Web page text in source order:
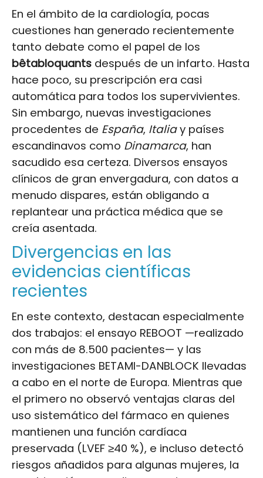
En el ámbito de la cardiología, pocas
cuestiones han generado recientemente
tanto debate como el papel de los
bêtabloquants después de un infarto. Hasta
hace poco, su prescripción era casi
automática para todos los supervivientes.
Sin embargo, nuevas investigaciones
procedentes de España, Italiay países
escandinavos como Dinamarca, han
sacudido esa certeza. Diversos ensayos
clínicos de gran envergadura, con datos a
menudo dispares, están obligando a
replantear una práctica médica que se
creía asentada.
Divergencias en las
evidencias científicas
recientes
En este contexto, destacan especialmente
dos trabajos: el ensayo REBOOT —realizado
con más de 8.500 pacientes— y las
investigaciones BETAMI-DANBLOCK llevadas
a cabo en el norte de Europa. Mientras que
el primero no observó ventajas claras del
uso sistemático del fármaco en quienes
mantienen una función cardíaca
preservada (LVEF ≥40 %), e incluso detectó
riesgos añadidos para algunas mujeres, la